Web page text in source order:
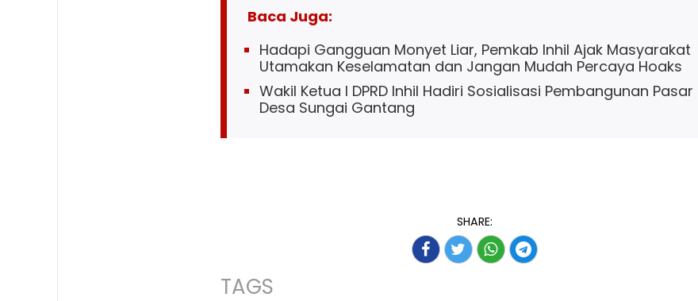
Baca Juga:
Hadapi Gangguan Monyet Liar, Pemkab Inhil Ajak Masyarakat
Utamakan Keselamatan dan Jangan Mudah Percaya Hoaks
Wakil Ketua I DPRD Inhil Hadiri Sosialisasi Pembangunan Pasar
Desa Sungai Gantang
SHARE:
TAGS